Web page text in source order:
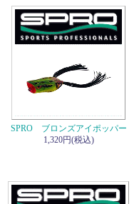
SPRO ブロンズアイポッパー
1,320円(税込)